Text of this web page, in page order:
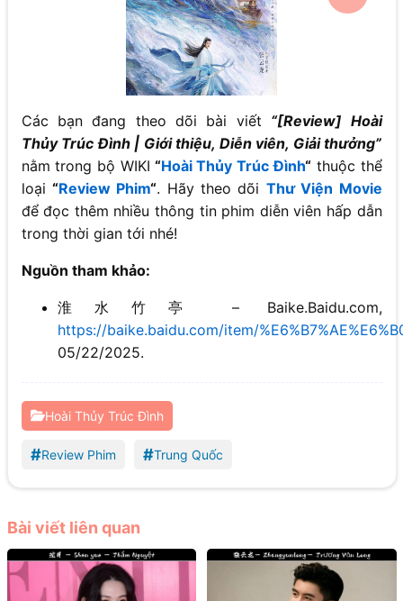
Các bạn đang theo dõi bài viết “[Review] Hoài
Thủy Trúc Đình | Giới thiệu, Diễn viên, Giải thưởng”
nằm trong bộ WIKI “Hoài Thủy Trúc Đình“thuộc thể
loại “Review Phim“. Hãy theo dõi Thư Viện Movie
để đọc thêm nhiều thông tin phim diễn viên hấp dẫn
trong thời gian tới nhé!
Nguồn tham khảo:
淮水竹亭 – Baike.Baidu.com,
https://baike.baidu.com/item/
05/22/2025.
Hoài Thủy Trúc Đình
#Review Phim #Trung Quốc
Bài viết liên quan